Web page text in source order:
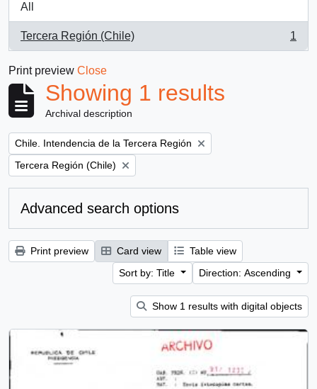
All
Tercera Región (Chile)
, 1 results
1
Print preview Close
Showing 1 results
Archival description
Remove filter:
Chile. Intendencia de la Tercera Región
Remove filter:
Tercera Región (Chile)
Advanced search options
Print preview Card view
Table view
Sort by: Title
Direction: Ascending
Show 1 results with digital objects